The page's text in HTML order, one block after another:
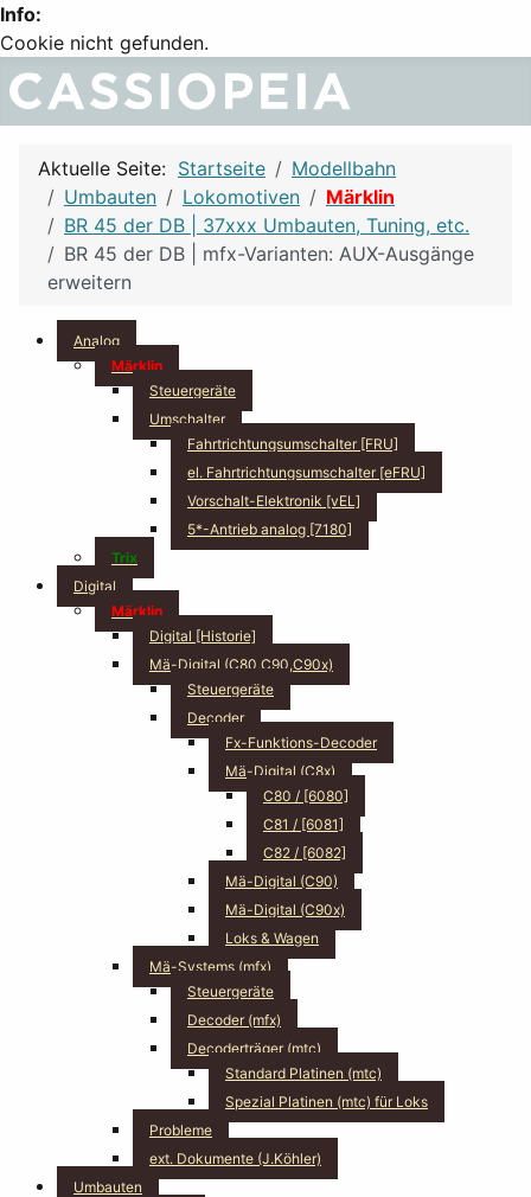
Info:
Cookie nicht gefunden.
Aktuelle Seite: Startseite
Modellbahn
Umbauten
Lokomotiven
Märklin
BR 45 der DB | 37xxx Umbauten, Tuning, etc.
BR 45 der DB | mfx-Varianten: AUX-Ausgänge
erweitern
Analog
Märklin
Steuergeräte
Umschalter
Fahrtrichtungsumschalter [FRU]
el. Fahrtrichtungsumschalter [eFRU]
Vorschalt-Elektronik [vEL]
5*-Antrieb analog [7180]
Trix
Digital
Märklin
Digital [Historie]
Mä-Digital (C80,C90,C90x)
Steuergeräte
Decoder
Fx-Funktions-Decoder
Mä-Digital (C8x)
C80 / [6080]
C81 / [6081]
C82 / [6082]
Mä-Digital (C90)
Mä-Digital (C90x)
Loks & Wagen
Mä-Systems (mfx)
Steuergeräte
Decoder (mfx)
Decoderträger (mtc)
Standard Platinen (mtc)
Spezial Platinen (mtc) für Loks
Probleme
ext. Dokumente (J.Köhler)
Umbauten